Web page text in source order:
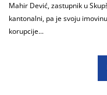
Mahir Dević, zastupnik u
kantonalni, pa je svoju
korupcije...